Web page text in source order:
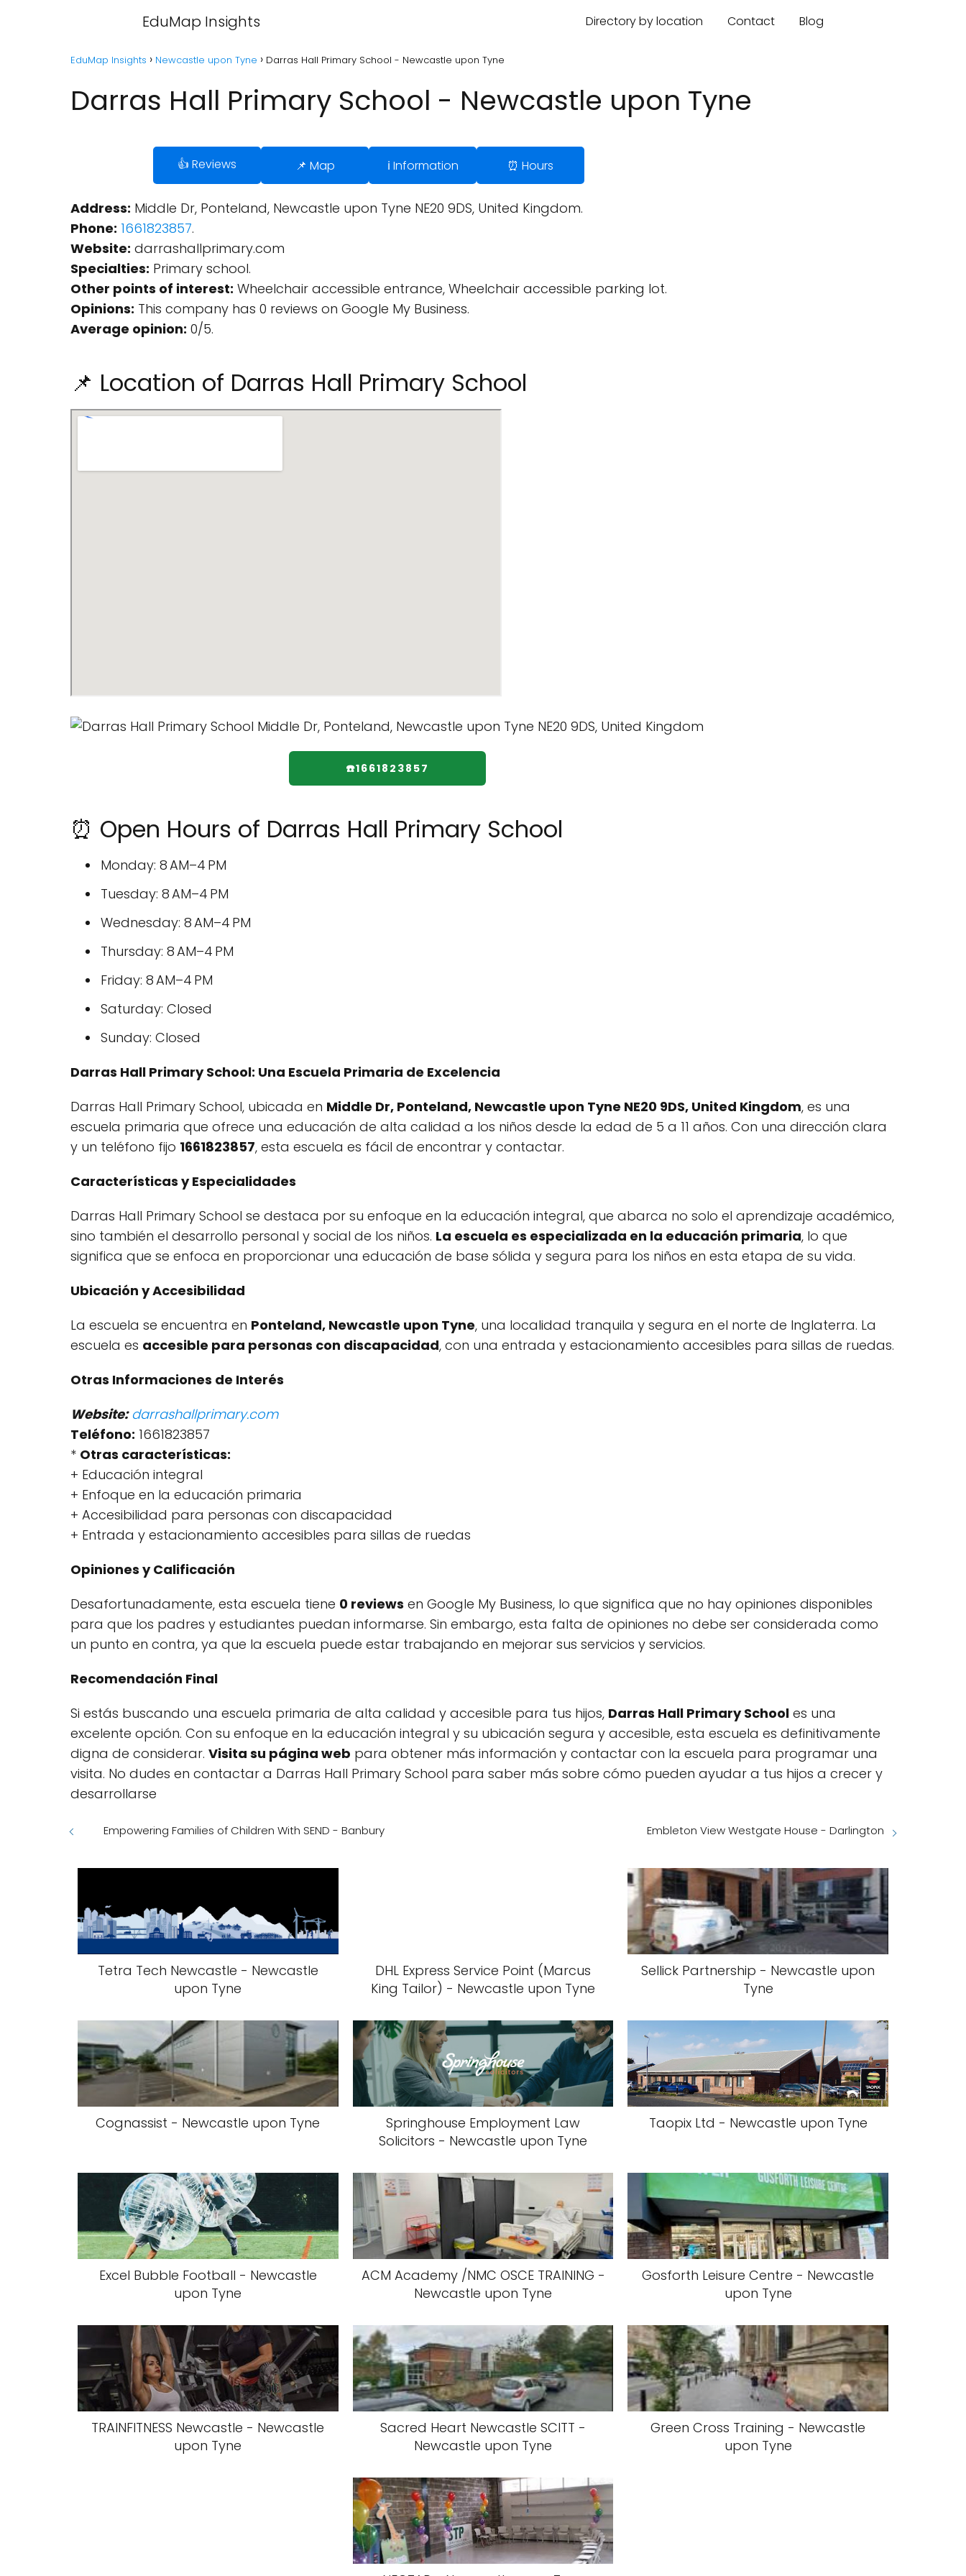
EduMap Insights Directory by location Contact Blog
EduMap Insights Newcastle upon Tyne Darras Hall Primary School - Newcastle upon Tyne
Darras Hall Primary School - Newcastle upon Tyne
👍 Reviews 📌 Map ℹ️ Information ⏰ Hours
Address: Middle Dr, Ponteland, Newcastle upon Tyne NE20 9DS, United Kingdom.
Phone: 1661823857.
Website: darrashallprimary.com
Specialties: Primary school.
Other points of interest: Wheelchair accessible entrance, Wheelchair accessible parking lot.
Opinions: This company has 0 reviews on Google My Business.
Average opinion: 0/5.
📌 Location of Darras Hall Primary School
☎️1661823857
⏰ Open Hours of Darras Hall Primary School
Monday: 8 AM–4 PM
Tuesday: 8 AM–4 PM
Wednesday: 8 AM–4 PM
Thursday: 8 AM–4 PM
Friday: 8 AM–4 PM
Saturday: Closed
Sunday: Closed
Darras Hall Primary School: Una Escuela Primaria de Excelencia
Darras Hall Primary School, ubicada en Middle Dr, Ponteland, Newcastle upon Tyne NE20 9DS, United Kingdom, es una
escuela primaria que ofrece una educación de alta calidad a los niños desde la edad de 5 a 11 años. Con una dirección clara
y un teléfono fijo 1661823857, esta escuela es fácil de encontrar y contactar.
Características y Especialidades
Darras Hall Primary School se destaca por su enfoque en la educación integral, que abarca no solo el aprendizaje académico,
sino también el desarrollo personal y social de los niños. La escuela es especializada en la educación primaria, lo que
significa que se enfoca en proporcionar una educación de base sólida y segura para los niños en esta etapa de su vida.
Ubicación y Accesibilidad
La escuela se encuentra en Ponteland, Newcastle upon Tyne, una localidad tranquila y segura en el norte de Inglaterra. La
escuela es accesible para personas con discapacidad, con una entrada y estacionamiento accesibles para sillas de ruedas.
Otras Informaciones de Interés
Website: darrashallprimary.com
Teléfono: 1661823857
* Otras características:
+ Educación integral
+ Enfoque en la educación primaria
+ Accesibilidad para personas con discapacidad
+ Entrada y estacionamiento accesibles para sillas de ruedas
Opiniones y Calificación
Desafortunadamente, esta escuela tiene 0 reviews en Google My Business, lo que significa que no hay opiniones disponibles
para que los padres y estudiantes puedan informarse. Sin embargo, esta falta de opiniones no debe ser considerada como
un punto en contra, ya que la escuela puede estar trabajando en mejorar sus servicios y servicios.
Recomendación Final
Si estás buscando una escuela primaria de alta calidad y accesible para tus hijos, Darras Hall Primary School es una
excelente opción. Con su enfoque en la educación integral y su ubicación segura y accesible, esta escuela es definitivamente
digna de considerar. Visita su página web para obtener más información y contactar con la escuela para programar una
visita. No dudes en contactar a Darras Hall Primary School para saber más sobre cómo pueden ayudar a tus hijos a crecer y
desarrollarse
Empowering Families of Children With SEND - Banbury Embleton View Westgate House - Darlington
Tetra Tech Newcastle - Newcastle
upon Tyne
DHL Express Service Point (Marcus
King Tailor) - Newcastle upon Tyne
Sellick Partnership - Newcastle upon
Tyne
Cognassist - Newcastle upon Tyne
Springhouse Employment Law
Solicitors - Newcastle upon Tyne
Taopix Ltd - Newcastle upon Tyne
Excel Bubble Football - Newcastle
upon Tyne
ACM Academy /NMC OSCE TRAINING -
Newcastle upon Tyne
Gosforth Leisure Centre - Newcastle
upon Tyne
TRAINFITNESS Newcastle - Newcastle
upon Tyne
Sacred Heart Newcastle SCITT -
Newcastle upon Tyne
Green Cross Training - Newcastle
upon Tyne